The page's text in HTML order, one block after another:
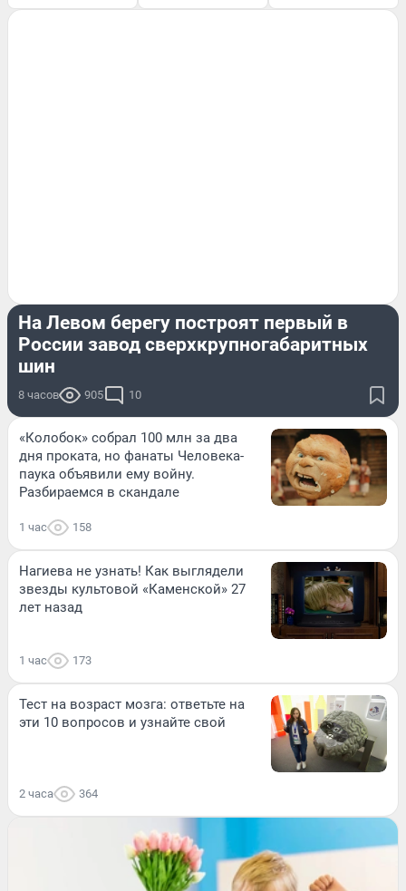
На Левом берегу построят первый в
России завод сверхкрупногабаритных
шин
8 часов 905 10
«Колобок» собрал 100 млн за два
дня проката, но фанаты Человека-
паука объявили ему войну.
Разбираемся в скандале
1 час 158
Нагиева не узнать! Как выглядели
звезды культовой «Каменской» 27
лет назад
1 час 173
Тест на возраст мозга: ответьте на
эти 10 вопросов и узнайте свой
2 часа 364